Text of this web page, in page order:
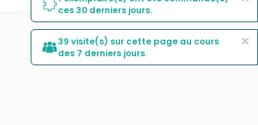
ces 30 derniers jours.
×
39 visite(s) sur cette page au cours
des 7 derniers jours.